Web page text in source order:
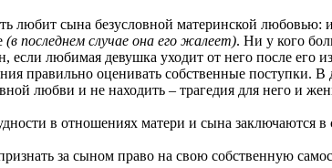
сына безусловной материнской любовью: и
(в последнем случае она его жалеет). Ни у кого
если любимая девушка уходит от него после
правильно оценивать собственные
любви и не находить – трагедия для него и
в отношениях матери и сына заключаются в
за сыном право на свою собственную